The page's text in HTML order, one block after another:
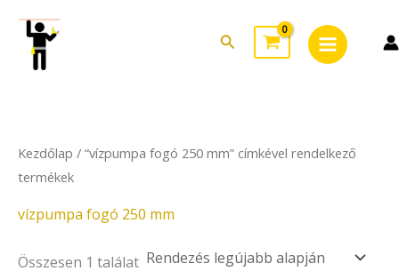
content
Search
Menu
Kezdőlap / “vízpumpa fogó 250 mm” címkével rendelkező
termékek
vízpumpa fogó 250 mm
Összesen 1 találat